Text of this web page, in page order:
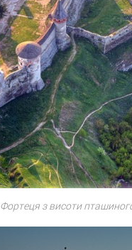
Фортеця з висоти